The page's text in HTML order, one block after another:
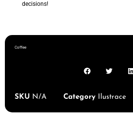
decisions!
Coffee
SKU N/A Category Ilustrace